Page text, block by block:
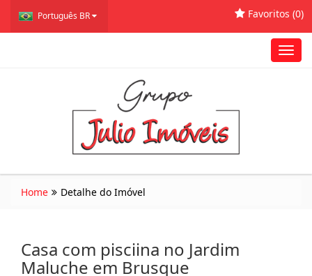
Português BR Favoritos (0)
Home Detalhe do Imóvel
Casa com pisciina no Jardim
Maluche em Brusque